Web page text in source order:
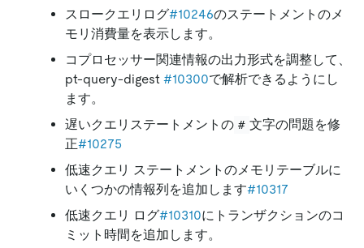
スロークエリログ#10246のステートメントのメ
モリ消費量を表示します。
コプロセッサー関連情報の出力形式を調整して、
pt-query-digest #10300で解析できるようにし
ます。
遅いクエリステートメントの # 文字の問題を修
正#10275
低速クエリ ステートメントのメモリテーブルに
いくつかの情報列を追加します#10317
低速クエリ ログ#10310にトランザクションのコ
ミット時間を追加します。